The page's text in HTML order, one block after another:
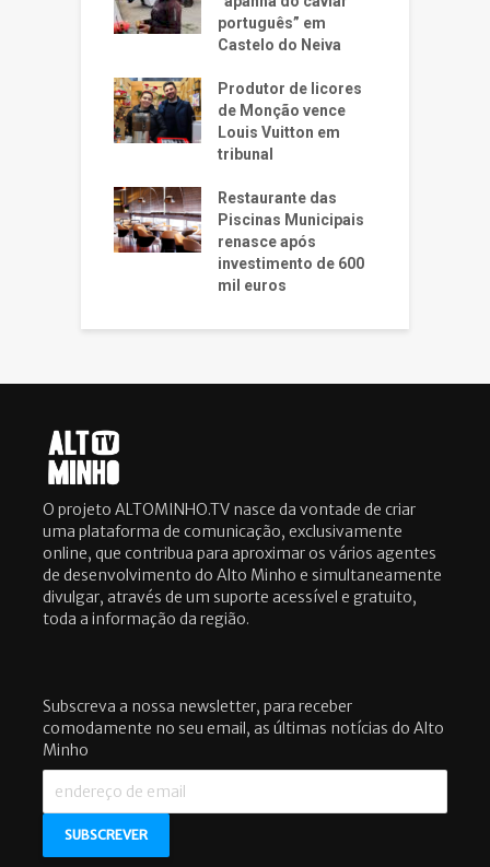
português” em
Castelo do Neiva
Produtor de licores
de Monção vence
Louis Vuitton em
tribunal
Restaurante das
Piscinas Municipais
renasce após
investimento de 600
mil euros
O projeto ALTOMINHO.TV nasce da vontade de criar
uma plataforma de comunicação, exclusivamente
online, que contribua para aproximar os vários agentes
de desenvolvimento do Alto Minho e simultaneamente
divulgar, através de um suporte acessível e gratuito,
toda a informação da região.
Subscreva a nossa newsletter, para receber
comodamente no seu email, as últimas notícias do Alto
Minho